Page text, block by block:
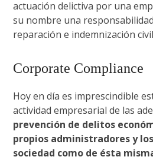
actuación delictiva por una
su nombre una
reparación e indemnización
Corporate Compliance
Hoy en día es imprescindible
actividad empresarial de las
prevención de delitos
propios administradores y
sociedad como de ésta